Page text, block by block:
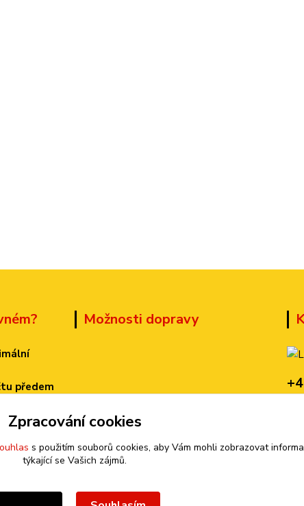
předem
70 Kč!
Možnosti dopravy
Zpracování cookies
s použitím souborů cookies, aby Vám mohli zobrazovat
týkající se Vašich zájmů.